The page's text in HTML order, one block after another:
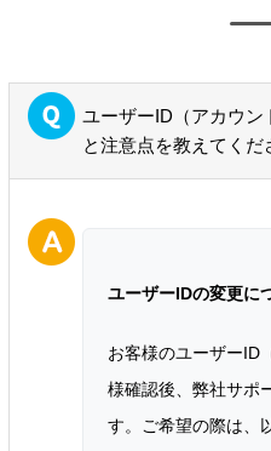
ユーザーID（アカウン
と注意点を教えてくだ
ユーザーIDの変更に
お客様のユーザーID
様確認後、弊社サポ
す。ご希望の際は、